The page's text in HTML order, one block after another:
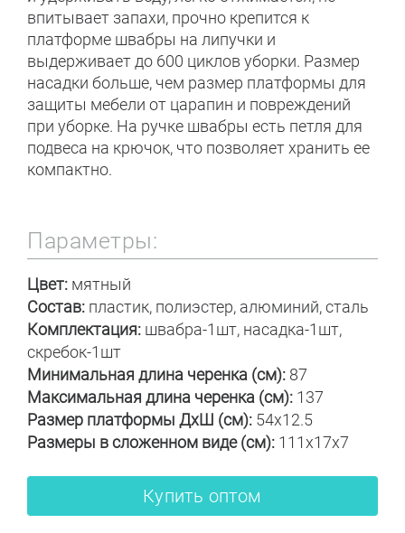
впитывает запахи, прочно крепится к
платформе швабры на липучки и
выдерживает до 600 циклов уборки. Размер
насадки больше, чем размер платформы для
защиты мебели от царапин и повреждений
при уборке. На ручке швабры есть петля для
подвеса на крючок, что позволяет хранить ее
компактно.
Параметры:
Цвет: мятный
Состав: пластик, полиэстер, алюминий, сталь
Комплектация: швабра-1шт, насадка-1шт,
скребок-1шт
Минимальная длина черенка (см): 87
Максимальная длина черенка (см): 137
Размер платформы ДxШ (см): 54x12.5
Размеры в сложенном виде (см): 111x17x7
Купить оптом